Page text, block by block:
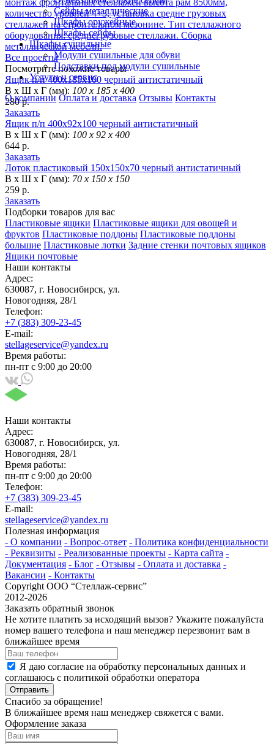
Сейфы металлические
Шкафы оружейные
Шкафы-сейфы
Шкафы сушильные
Модули сушильные для обуви
Подставки под модули сушильные
Услуги и сервис
О компании Оплата и доставка Отзывы Контакты
количество уровней 4+3, установка средне грузовых
стеллажей на строительном мезонине. Тип стеллажного
оборудования: среднегрузовые стеллажи. Сборка
металлической мебели.
Все проекты
Посмотрите похожие товары
Ящик п/п 400x185x100 черный антистатичный
В х Ш х Г (мм): 100 х 185 х 400
280 р.
Заказать
Ящик п/п 400x92x100 черный антистатичный
В х Ш х Г (мм): 100 х 92 х 400
644 р.
Заказать
Лоток пластиковый 150х150х70 черный антистатичный
В х Ш х Г (мм): 70 х 150 х 150
259 р.
Заказать
Подборки товаров для вас
Пластиковые ящики Пластиковые ящики для овощей и
фруктов Пластиковые поддоны Пластиковые поддоны
большие Пластиковые лотки Задние стенки почтовых ящиков
Ящики почтовые
Наши контакты
Адрес:
630087, г. Новосибирск, ул.
Новогодняя, 28/1
Телефон:
+7 (383) 309-23-45
E-mail:
stellageservice@yandex.ru
Время работы:
пн-пт с 9:00 до 20:00
Наши контакты
Адрес:
630087, г. Новосибирск, ул.
Новогодняя, 28/1
Время работы:
пн-пт с 9:00 до 20:00
Телефон:
+7 (383) 309-23-45
E-mail:
stellageservice@yandex.ru
Полезная информация
- О компании - Вопрос-ответ - Политика конфиденциальности
- Реквизиты - Реализованные проекты - Карта сайта -
Документация - Блог - Отзывы - Оплата и доставка -
Вакансии - Контакты
Copyright ООО “Стeллаж-сервис”
2012-2026
Заказать обратный звонок
Не хотите платить за исходящий вызов? Укажите пожалуйста
номер вашего телефона и наш менеджер перезвонит вам в
ближайшее время
Я даю согласие на обработку персональных данных и
соглашаюсь с политикой обработки оператора
Отправить
Спасибо за обращение!
В ближайшее время наш менеджер свяжется с вами.
Оформление заказа